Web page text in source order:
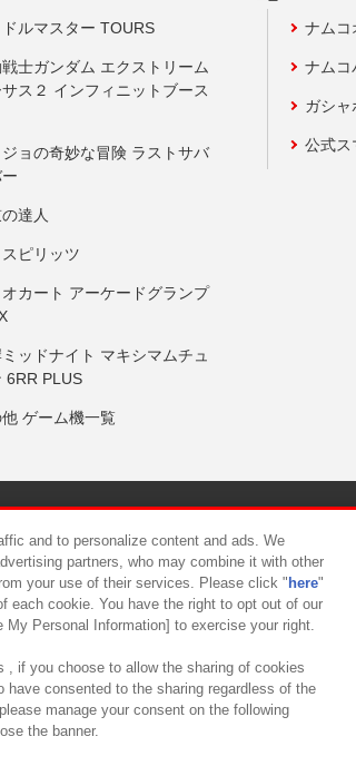
ルマスター TOURS
士ガンダム エクストリーム
ス２ インフィニットブース
ョの奇妙な冒険 ラストサバ
達人
ピリッツ
カート アーケードグランプ
ッドナイト マキシマムチュ
6RR PLUS
ゲーム機一覧
ナムコ
ナムコ
ガシャ
公式ス
について カスタマーハラスメント対応方針
and to personalize content and ads. We
partners, who may combine it with other
your use of their services. Please click " here"
each cookie. You have the right to opt out of our
Personal Information] to exercise your right.
, if you choose to allow the sharing of cookies
have consented to the sharing regardless of the
manage your consent on the following
the banner.